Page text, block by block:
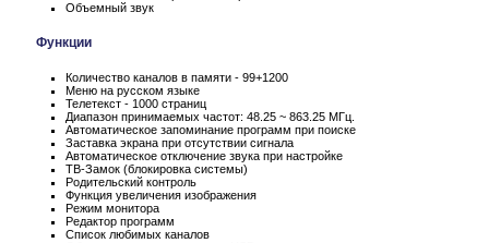
Объемный звук
Функции
Количество каналов в памяти - 99+1200
Меню на русском языке
Телетекст - 1000 страниц
Диапазон принимаемых частот: 48.25 ~ 863.25 МГц.
Автоматическое запоминание программ при поиске
Заставка экрана при отсутствии сигнала
Автоматическое отключение звука при настройке
ТВ-Замок (блокировка системы)
Родительский контроль
Функция увеличения изображения
Режим монитора
Редактор программ
Список любимых каналов